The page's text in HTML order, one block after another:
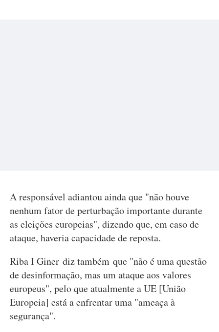
A responsável adiantou ainda que "não houve
nenhum fator de perturbação importante durante
as eleições europeias", dizendo que, em caso de
ataque, haveria capacidade de reposta.
Riba I Giner diz também que "não é uma questão
de desinformação, mas um ataque aos valores
europeus", pelo que atualmente a UE [União
Europeia] está a enfrentar uma "ameaça à
segurança".